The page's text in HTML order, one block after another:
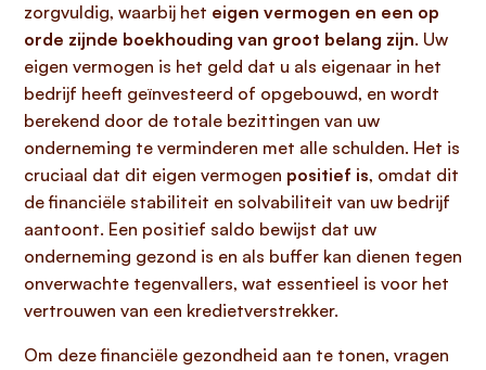
zorgvuldig, waarbij het eigen vermogen en een op
orde zijnde boekhouding van groot belang zijn. Uw
eigen vermogen is het geld dat u als eigenaar in het
bedrijf heeft geïnvesteerd of opgebouwd, en wordt
berekend door de totale bezittingen van uw
onderneming te verminderen met alle schulden. Het is
cruciaal dat dit eigen vermogen positief is, omdat dit
de financiële stabiliteit en solvabiliteit van uw bedrijf
aantoont. Een positief saldo bewijst dat uw
onderneming gezond is en als buffer kan dienen tegen
onverwachte tegenvallers, wat essentieel is voor het
vertrouwen van een kredietverstrekker.
Om deze financiële gezondheid aan te tonen, vragen